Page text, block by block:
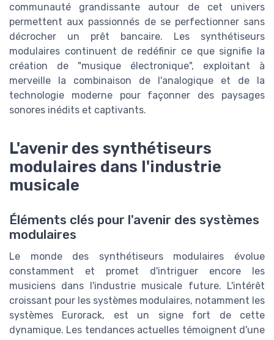
communauté grandissante autour de cet univers
permettent aux passionnés de se perfectionner sans
décrocher un prêt bancaire. Les synthétiseurs
modulaires continuent de redéfinir ce que signifie la
création de "musique électronique", exploitant à
merveille la combinaison de l'analogique et de la
technologie moderne pour façonner des paysages
sonores inédits et captivants.
L'avenir des synthétiseurs
modulaires dans l'industrie
musicale
Éléments clés pour l'avenir des systèmes
modulaires
Le monde des synthétiseurs modulaires évolue
constamment et promet d'intriguer encore les
musiciens dans l'industrie musicale future. L'intérêt
croissant pour les systèmes modulaires, notamment les
systèmes Eurorack, est un signe fort de cette
dynamique. Les tendances actuelles témoignent d'une